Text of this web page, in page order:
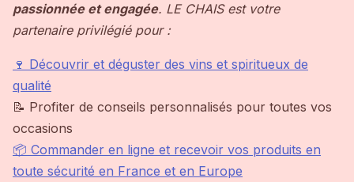
passionnée et engagée. LE CHAIS est votre
partenaire privilégié pour :
🍷 Découvrir et déguster des vins et spiritueux de
qualité
📝 Profiter de conseils personnalisés pour toutes vos
occasions
📦 Commander en ligne et recevoir vos produits en
toute sécurité en France et en Europe